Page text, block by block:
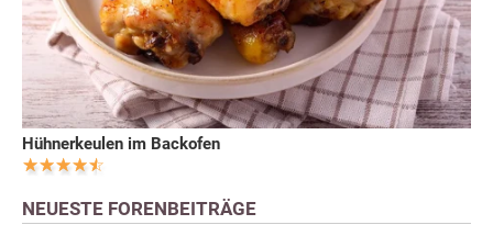
Hühnerkeulen im Backofen
NEUESTE FORENBEITRÄGE